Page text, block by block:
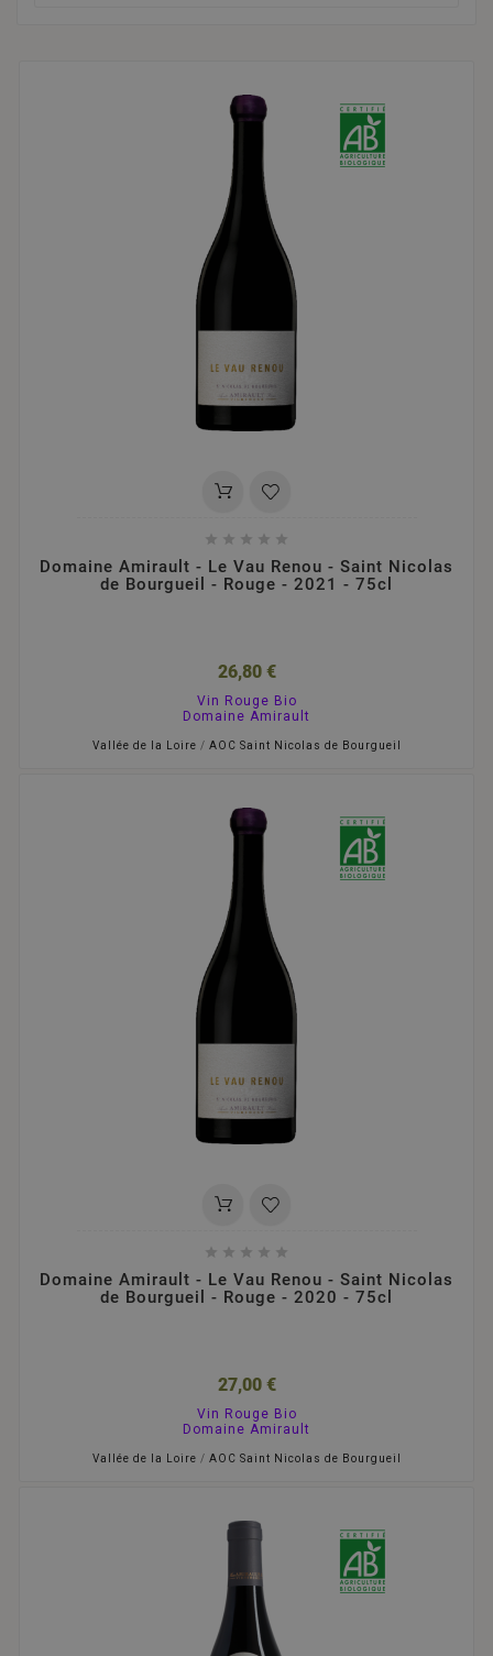
    
Domaine Amirault - Le Vau Renou - Saint Nicolas
de Bourgueil - Rouge - 2021 - 75cl
26,80 €
Vin Rouge Bio
Domaine Amirault
Vallée de la Loire / AOC Saint Nicolas de Bourgueil
    
Domaine Amirault - Le Vau Renou - Saint Nicolas
de Bourgueil - Rouge - 2020 - 75cl
27,00 €
Vin Rouge Bio
Domaine Amirault
Vallée de la Loire / AOC Saint Nicolas de Bourgueil